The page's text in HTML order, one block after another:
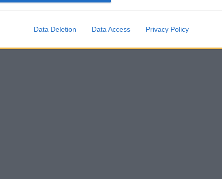
Data Deletion Data Access Privacy Policy